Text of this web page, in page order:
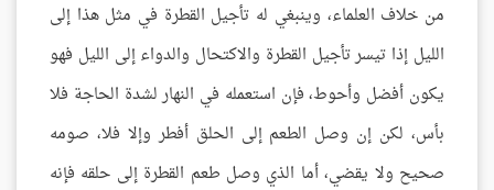
من خلاف العلماء، وينبغي له تأجيل القطرة في مثل هذا إلى
الليل إذا تيسر تأجيل القطرة والاكتحال والدواء إلى الليل فهو
يكون أفضل وأحوط، فإن استعمله في النهار لشدة الحاجة فلا
بأس، لكن إن وصل الطعم إلى الحلق أفطر وإلا فلا، صومه
صحيح ولا يقضي، أما الذي وصل طعم القطرة إلى حلقه فإنه